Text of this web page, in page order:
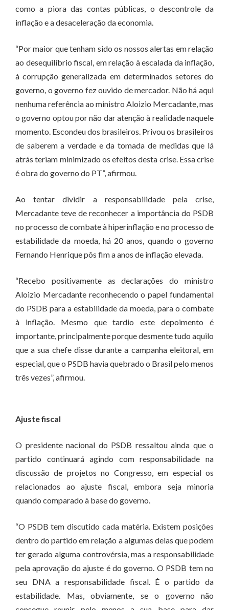
como a piora das contas públicas, o descontrole da
inflação e a desaceleração da economia.
“Por maior que tenham sido os nossos alertas em relação
ao desequilíbrio fiscal, em relação à escalada da inflação,
à corrupção generalizada em determinados setores do
governo, o governo fez ouvido de mercador. Não há aqui
nenhuma referência ao ministro Aloizio Mercadante, mas
o governo optou por não dar atenção à realidade naquele
momento. Escondeu dos brasileiros. Privou os brasileiros
de saberem a verdade e da tomada de medidas que lá
atrás teriam minimizado os efeitos desta crise. Essa crise
é obra do governo do PT”, afirmou.
Ao tentar dividir a responsabilidade pela crise,
Mercadante teve de reconhecer a importância do PSDB
no processo de combate à hiperinflação e no processo de
estabilidade da moeda, há 20 anos, quando o governo
Fernando Henrique pôs fim a anos de inflação elevada.
“Recebo positivamente as declarações do ministro
Aloizio Mercadante reconhecendo o papel fundamental
do PSDB para a estabilidade da moeda, para o combate
à inflação. Mesmo que tardio este depoimento é
importante, principalmente porque desmente tudo aquilo
que a sua chefe disse durante a campanha eleitoral, em
especial, que o PSDB havia quebrado o Brasil pelo menos
três vezes”, afirmou.
Ajuste fiscal
O presidente nacional do PSDB ressaltou ainda que o
partido continuará agindo com responsabilidade na
discussão de projetos no Congresso, em especial os
relacionados ao ajuste fiscal, embora seja minoria
quando comparado à base do governo.
“O PSDB tem discutido cada matéria. Existem posições
dentro do partido em relação a algumas delas que podem
ter gerado alguma controvérsia, mas a responsabilidade
pela aprovação do ajuste é do governo. O PSDB tem no
seu DNA a responsabilidade fiscal. É o partido da
estabilidade. Mas, obviamente, se o governo não